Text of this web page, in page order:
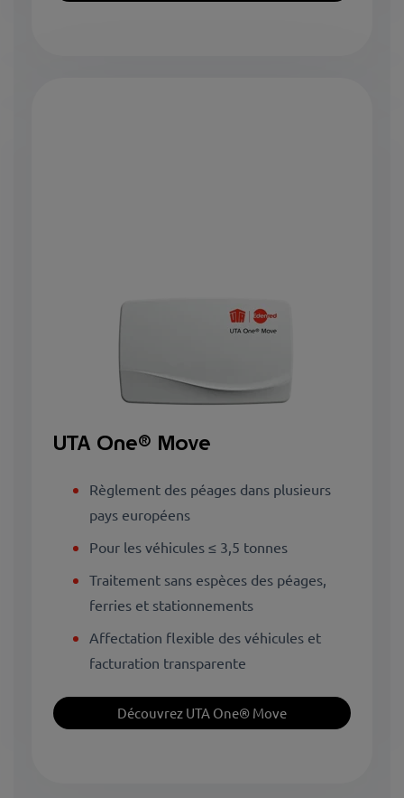
UTA One® Move
Règlement des péages dans plusieurs
pays européens
Pour les véhicules ≤ 3,5 tonnes
Traitement sans espèces des péages,
ferries et stationnements
Affectation flexible des véhicules et
facturation transparente
Découvrez UTA One® Move